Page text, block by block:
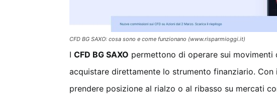
CFD BG SAXO: cosa sono e come funzionano (www.risparmioggi.it)
I CFD BG SAXO permettono di operare sui
acquistare direttamente lo strumento finanziario.
prendere posizione al rialzo o al ribasso su mercati